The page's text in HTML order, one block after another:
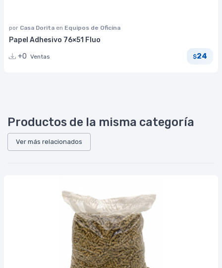
por Casa Dorita en Equipos de Oficina
Papel Adhesivo 76×51 Fluo
+0 Ventas $24
Productos de la misma categoría
Ver más relacionados